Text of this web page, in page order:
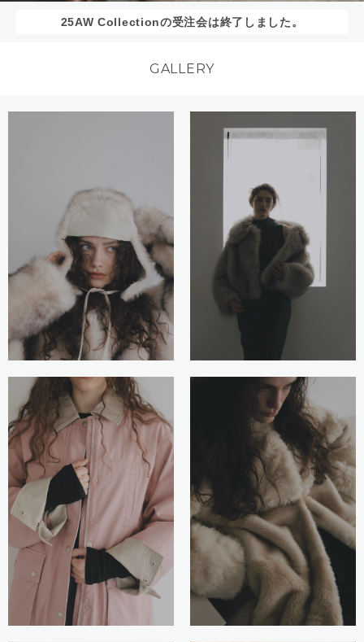
25AW Collectionの受注会は終了しました。
GALLERY